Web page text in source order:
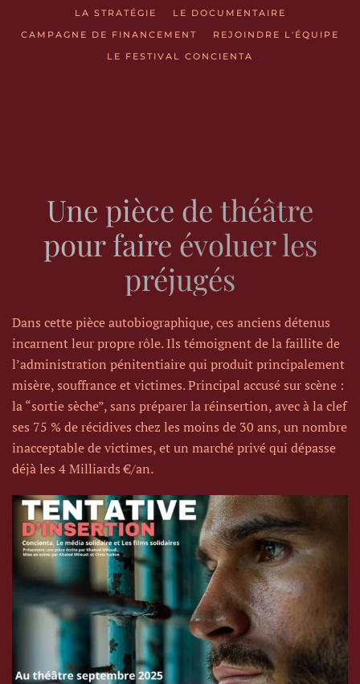
LA STRATÉGIE
LE DOCUMENTAIRE
CAMPAGNE DE FINANCEMENT
REJOINDRE L'ÉQUIPE
LE FESTIVAL CONCIENTA
Une pièce de théâtre
pour faire évoluer les
préjugés
Dans cette pièce autobiographique, ces anciens détenus
incarnent leur propre rôle. Ils témoignent de la faillite de
l’administration pénitentiaire qui produit principalement
misère, souffrance et victimes. Principal accusé sur scène :
la “sortie sèche”, sans préparer la réinsertion, avec à la clef
ses 75 % de récidives chez les moins de 30 ans, un nombre
inacceptable de victimes, et un marché privé qui dépasse
déjà les 4 Milliards €/an.